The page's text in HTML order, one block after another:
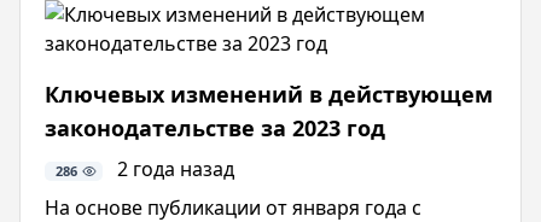
процессов. В новости подробно разобраны
ключевые аспекты изменений и их влияние на
Ключевых изменений в действующем
законодательстве за 2023 год
286
2 года назад
На основе публикации от января года с